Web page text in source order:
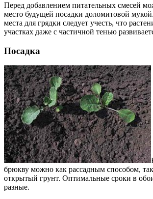
Перед добавлением питательных смесей
место будущей посадки доломитовой
места для грядки следует учесть, что
участках даже с частичной тенью
Посадка
брюкву можно как рассадным способом,
открытый грунт. Оптимальные сроки в
разные.